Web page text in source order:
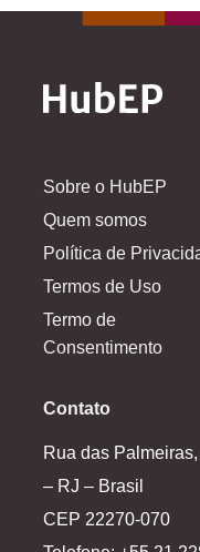
Sobre o HubEP
Quem somos
Política de
Termos de Uso
Termo de
Consentimento
Contato
Rua das
– RJ – Brasil
CEP 22270-070